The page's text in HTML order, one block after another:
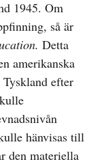
1945. Om
så är
Detta
amerikanska
efter
hänvisas till
den materiella